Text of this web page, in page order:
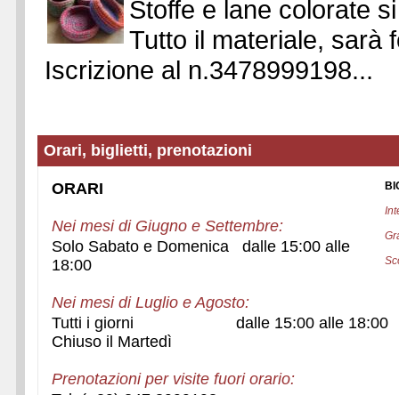
Stoffe e lane colorate
Tutto il materiale, sarà
Iscrizione al n.3478999198...
Orari, biglietti, prenotazioni
ORARI
Nei mesi di Giugno e Settembre:
Solo Sabato e Domenica dalle 15:00 alle
18:00
Nei mesi di Luglio e Agosto:
Tutti i giorni dalle 15:00 alle 18:00
Chiuso il Martedì
Prenotazioni per visite fuori orario: